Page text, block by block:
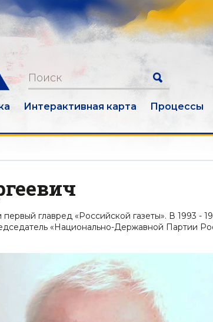
Интерактивная карта Процессы
главред «Российской газеты». В 1993 -
«Национально-Державной Партии